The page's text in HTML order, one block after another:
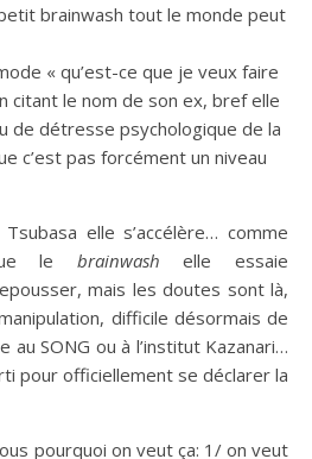
brainwash tout le monde peut
« qu’est-ce que je veux faire
citant le nom de son ex, bref elle
de détresse psychologique de la
c’est pas forcément un niveau
elle s’accélère… comme
le brainwash elle essaie
mais les doutes sont là,
difficile désormais de
SONG ou à l’institut Kazanari…
pour officiellement se déclarer la
pourquoi on veut ça: 1/ on veut